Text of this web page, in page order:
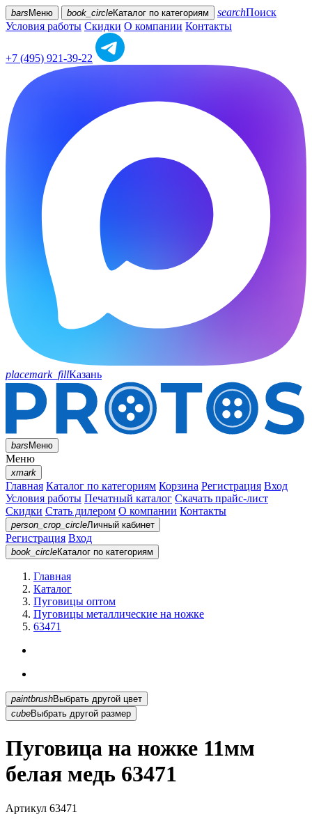
bars Меню book_circleКаталог по категориям searchПоиск
Условия работы Скидки О компании Контакты
+7 (495) 921-39-22
placemark_fillКазань
barsМеню
Меню
xmark
Главная Каталог по категориям Корзина Регистрация Вход
Условия работы Печатный каталог Скачать прайс-лист
Скидки Стать дилером О компании Контакты
person_crop_circleЛичный кабинет
Регистрация Вход
book_circleКаталог по категориям
Главная
Каталог
Пуговицы оптом
Пуговицы металлические на ножке
63471
paintbrush
Выбрать другой цвет
cubeВыбрать другой размер
Пуговица на ножке 11мм
белая медь 63471
Артикул 63471